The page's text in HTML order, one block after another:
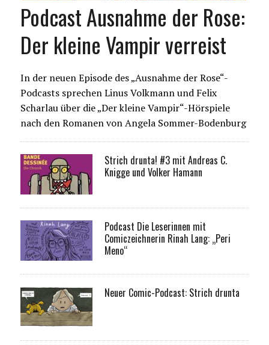
Podcast Ausnahme der Rose:
Der kleine Vampir verreist
In der neuen Episode des „Ausnahme der Rose“-
Podcasts sprechen Linus Volkmann und Felix
Scharlau über die „Der kleine Vampir“-Hörspiele
nach den Romanen von Angela Sommer-Bodenburg
Strich drunta! #3 mit Andreas C.
Knigge und Volker Hamann
Podcast Die Leserinnen mit
Comiczeichnerin Rinah Lang: „Peri
Meno“
Neuer Comic-Podcast: Strich drunta